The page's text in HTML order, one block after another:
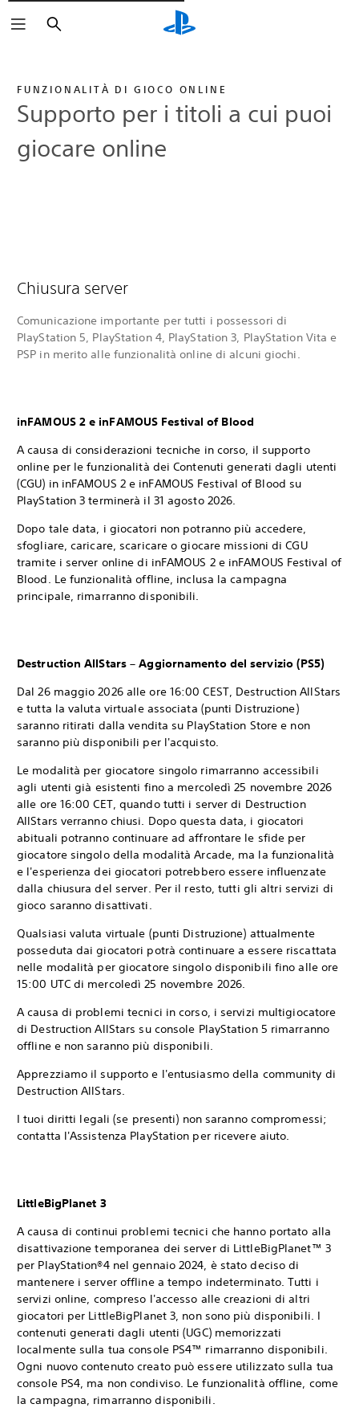
Cerca
FUNZIONALITÀ DI GIOCO ONLINE
Supporto per i titoli a cui puoi
giocare online
Chiusura server
Comunicazione importante per tutti i possessori di
PlayStation 5, PlayStation 4, PlayStation 3, PlayStation Vita e
PSP in merito alle funzionalità online di alcuni giochi.‎
inFAMOUS 2 e inFAMOUS Festival of Blood
A causa di considerazioni tecniche in corso, il supporto
online per le funzionalità dei Contenuti generati dagli utenti
(CGU) in inFAMOUS 2 e inFAMOUS Festival of Blood su
PlayStation 3 terminerà il 31 agosto 2026.
Dopo tale data, i giocatori non potranno più accedere,
sfogliare, caricare, scaricare o giocare missioni di CGU
tramite i server online di inFAMOUS 2 e inFAMOUS Festival of
Blood. Le funzionalità offline, inclusa la campagna
principale, rimarranno disponibili.
Destruction AllStars – Aggiornamento del servizio (PS5)‎
Dal 26 maggio 2026 alle ore 16:00 CEST, Destruction AllStars
e tutta la valuta virtuale associata (punti Distruzione)
saranno ritirati dalla vendita su PlayStation Store e non
saranno più disponibili per l'acquisto.
Le modalità per giocatore singolo rimarranno accessibili
agli utenti già esistenti fino a mercoledì 25 novembre 2026
alle ore 16:00 CET, quando tutti i server di Destruction
AllStars verranno chiusi. Dopo questa data, i giocatori
abituali potranno continuare ad affrontare le sfide per
giocatore singolo della modalità Arcade, ma la funzionalità
e l'esperienza dei giocatori potrebbero essere influenzate
dalla chiusura del server. Per il resto, tutti gli altri servizi di
gioco saranno disattivati.
Qualsiasi valuta virtuale (punti Distruzione) attualmente
posseduta dai giocatori potrà continuare a essere riscattata
nelle modalità per giocatore singolo disponibili fino alle ore
15:00 UTC di mercoledì 25 novembre 2026.‎
A causa di problemi tecnici in corso, i servizi multigiocatore
di Destruction AllStars su console PlayStation 5 rimarranno
offline e non saranno più disponibili.‎
Apprezziamo il supporto e l'entusiasmo della community di
Destruction AllStars.
I tuoi diritti legali (se presenti) non saranno compromessi;
contatta l'Assistenza PlayStation per ricevere aiuto.
LittleBigPlanet 3
A causa di continui problemi tecnici che hanno portato alla
disattivazione temporanea dei server di LittleBigPlanet™ 3
per PlayStation®4 nel gennaio 2024, è stato deciso di
mantenere i server offline a tempo indeterminato. Tutti i
servizi online, compreso l'accesso alle creazioni di altri
giocatori per LittleBigPlanet 3, non sono più disponibili. I
contenuti generati dagli utenti (UGC) memorizzati
localmente sulla tua console PS4™ rimarranno disponibili.
Ogni nuovo contenuto creato può essere utilizzato sulla tua
console PS4, ma non condiviso. Le funzionalità offline, come
la campagna, rimarranno disponibili.